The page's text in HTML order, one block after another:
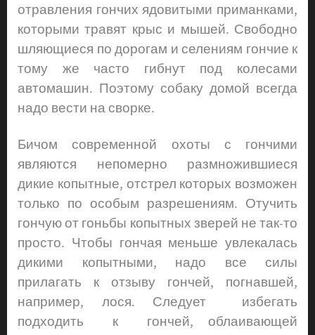
отравления гончих ядовитыми приманками,
которыми травят крыс и мышей. Свободно
шляющиеся по дорогам и селениям гончие к
тому же часто гибнут под колесами
автомашин. Поэтому собаку домой всегда
надо вести на сворке.
Бичом современной охоты с гончими
являются непомерно размножившиеся
дикие копытные, отстрел которых возможен
только по особым разрешениям. Отучить
гончую от гоньбы копытных зверей не так-то
просто. Чтобы гончая меньше увлекалась
дикими копытными, надо все силы
прилагать к отзыву гончей, погнавшей,
например, лося. Следует избегать
подходить к гончей, облаивающей